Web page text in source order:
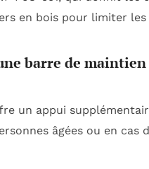
en bois pour limiter
barre de
un appui
âgées ou en cas